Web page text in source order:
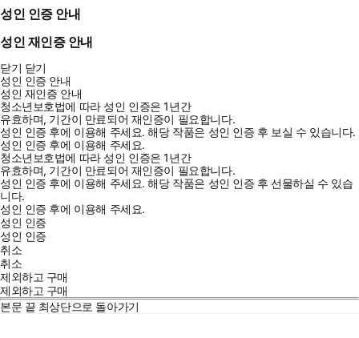
성인 인증 안내
성인 재인증 안내
닫기 닫기
성인 인증 안내
성인 재인증 안내
청소년보호법에 따라 성인 인증은 1년간
유효하며, 기간이 만료되어 재인증이 필요합니다.
성인 인증 후에 이용해 주세요.해당 작품은 성인 인증 후 보실 수 있습니다.
성인 인증 후에 이용해 주세요.
청소년보호법에 따라 성인 인증은 1년간
유효하며, 기간이 만료되어 재인증이 필요합니다.
성인 인증 후에 이용해 주세요.해당 작품은 성인 인증 후 선물하실 수 있습
니다.
성인 인증 후에 이용해 주세요.
성인 인증
성인 인증
취소
취소
제외하고 구매
제외하고 구매
본문 끝 최상단으로 돌아가기